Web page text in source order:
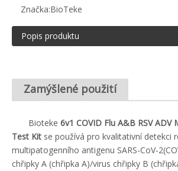
Značka:BioTeke
Popis produktu
Zamýšlené použití
Bioteke 6v1 COVID Flu A&B RSV ADV
Test Kit se používá pro kvalitativní detekci
multipatogenního antigenu SARS-CoV-
chřipky A (chřipka A)/virus chřipky B